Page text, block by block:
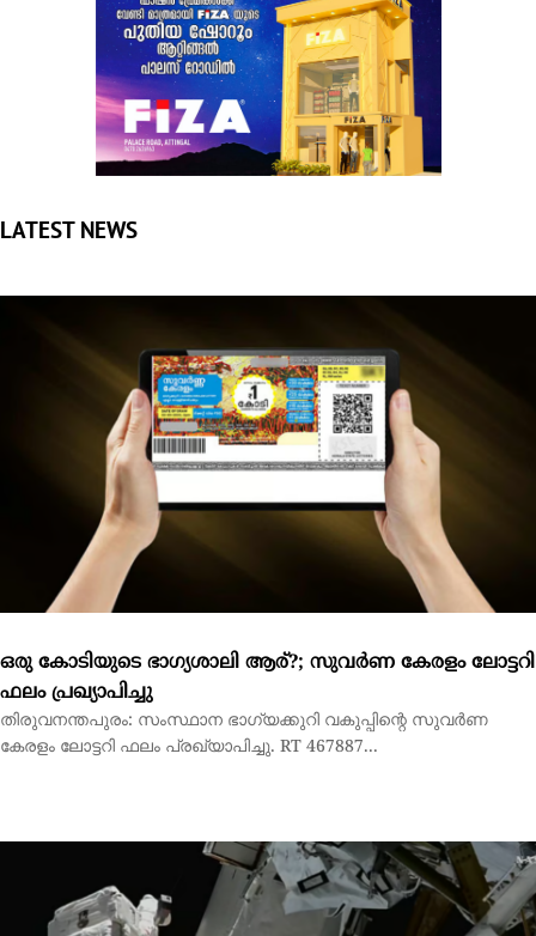
LATEST NEWS
ഒരു കോടിയുടെ ഭാഗ്യശാലി ആര്?; സുവര്‍ണ കേരളം ലോട്ടറി
ഫലം പ്രഖ്യാപിച്ചു
തിരുവനന്തപുരം: സംസ്ഥാന ഭാഗ്യക്കുറി വകുപ്പിന്റെ സുവര്‍ണ
കേരളം ലോട്ടറി ഫലം പ്രഖ്യാപിച്ചു. RT 467887...